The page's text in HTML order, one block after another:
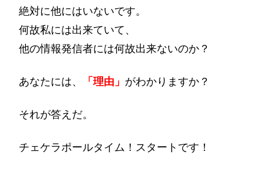
絶対に他にはいないです。
何故私には出来ていて、
他の情報発信者には何故出来ないのか？
あなたには、 「理由」 がわかりますか？
それが答えだ。
チェケラポールタイム！スタートです！